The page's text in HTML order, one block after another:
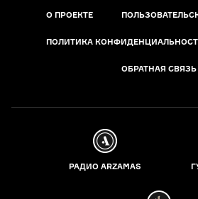
О ПРОЕКТЕ
ПОЛИТИКА
ОБРАТНАЯ СВЯЗЬ
РАДИО ARZAMAS